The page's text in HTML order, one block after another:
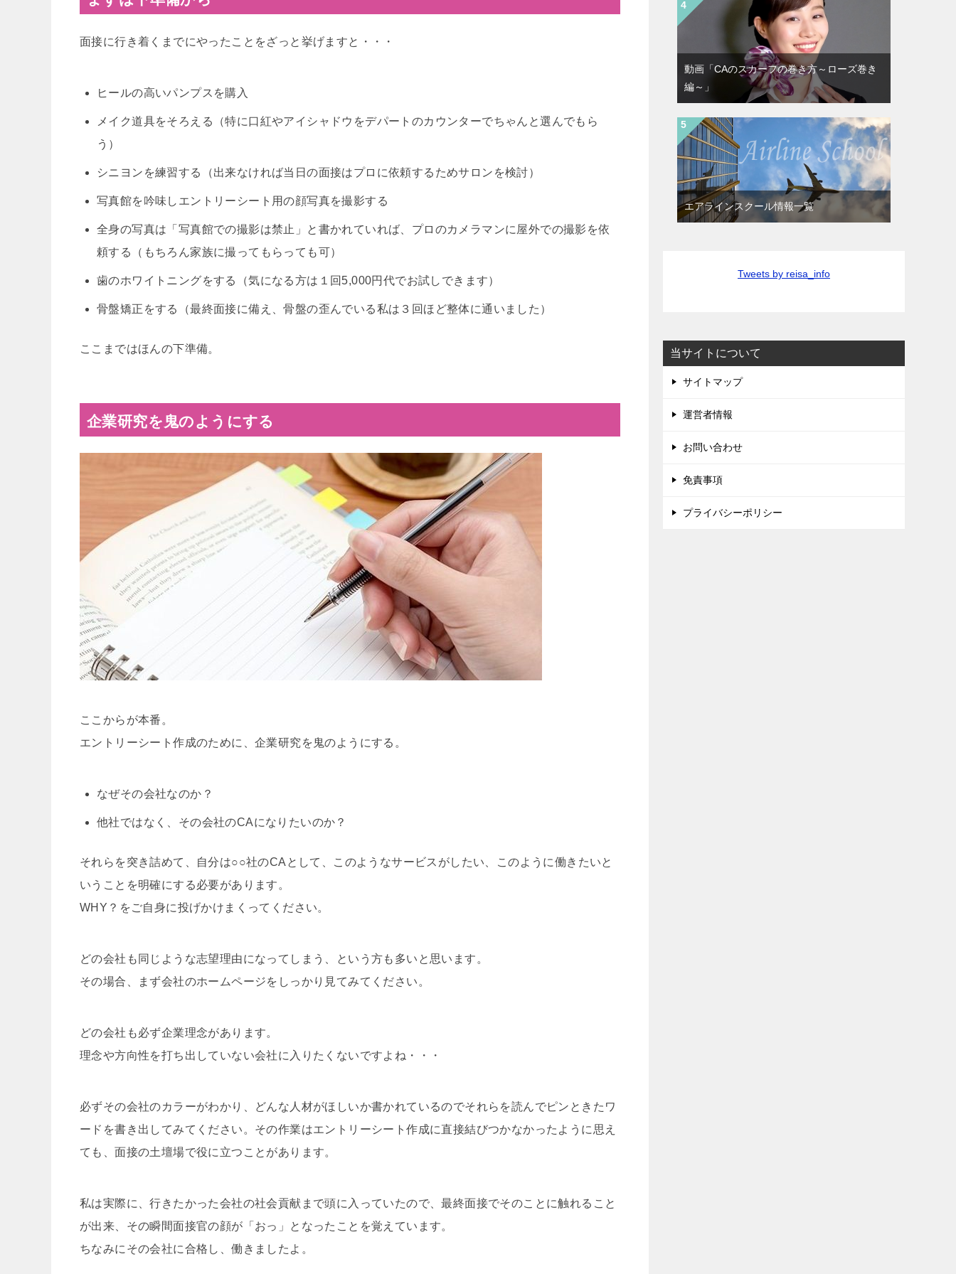
面接に行き着くまでにやったことをざっと挙げますと・・・
ヒールの高いパンプスを購入
メイク道具をそろえる（特に口紅やアイシャドウをデパートのカウンターでちゃんと選んでもら
う）
シニヨンを練習する（出来なければ当日の面接はプロに依頼するためサロンを検討）
写真館を吟味しエントリーシート用の顔写真を撮影する
全身の写真は「写真館での撮影は禁止」と書かれていれば、プロのカメラマンに屋外での撮影を依
頼する（もちろん家族に撮ってもらっても可）
歯のホワイトニングをする（気になる方は１回5,000円代でお試しできます）
骨盤矯正をする（最終面接に備え、骨盤の歪んでいる私は３回ほど整体に通いました）
ここまではほんの下準備。
企業研究を鬼のようにする
ここからが本番。
エントリーシート作成のために、企業研究を鬼のようにする。
なぜその会社なのか？
他社ではなく、その会社のCAになりたいのか？
それらを突き詰めて、自分は○○社のCAとして、このようなサービスがしたい、このように働きたいと
いうことを明確にする必要があります。
WHY？をご自身に投げかけまくってください。
どの会社も同じような志望理由になってしまう、という方も多いと思います。
その場合、まず会社のホームページをしっかり見てみてください。
どの会社も必ず企業理念があります。
理念や方向性を打ち出していない会社に入りたくないですよね・・・
必ずその会社のカラーがわかり、どんな人材がほしいか書かれているのでそれらを読んでピンときたワ
ードを書き出してみてください。その作業はエントリーシート作成に直接結びつかなかったように思え
ても、面接の土壇場で役に立つことがあります。
私は実際に、行きたかった会社の社会貢献まで頭に入っていたので、最終面接でそのことに触れること
が出来、その瞬間面接官の顔が「おっ」となったことを覚えています。
ちなみにその会社に合格し、働きましたよ。
動画「CAのスカーフの巻き方～ローズ巻き
編～」
エアラインスクール情報一覧
Tweets by reisa_info
当サイトについて
サイトマップ
運営者情報
お問い合わせ
免責事項
プライバシーポリシー